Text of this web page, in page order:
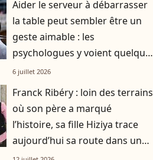
Aider le serveur à débarrasser
la table peut sembler être un
geste aimable : les
psychologues y voient quelque
chose de bien plus profond.
6 juillet 2026
Franck Ribéry : loin des terrains
où son père a marqué
l’histoire, sa fille Hiziya trace
aujourd’hui sa route dans un
tout autre univers